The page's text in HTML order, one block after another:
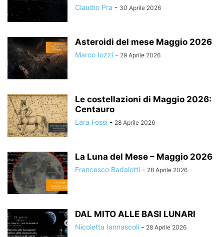
Claudio Pra - 30 Aprile 2026
Asteroidi del mese Maggio 2026
Marco Iozzi - 29 Aprile 2026
Le costellazioni di Maggio 2026:
Centauro
Lara Fossi - 28 Aprile 2026
La Luna del Mese – Maggio 2026
Francesco Badalotti - 28 Aprile 2026
DAL MITO ALLE BASI LUNARI
Nicoletta Iannascoli - 28 Aprile 2026